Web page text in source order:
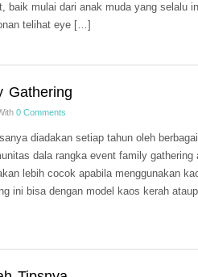
baik mulai dari anak muda yang selalu
telihat eye […]
Gathering
0 Comments
diadakan setiap tahun oleh berbagai
dala rangka event family
lebih cocok apabila menggunakan
ini bisa dengan model kaos kerah